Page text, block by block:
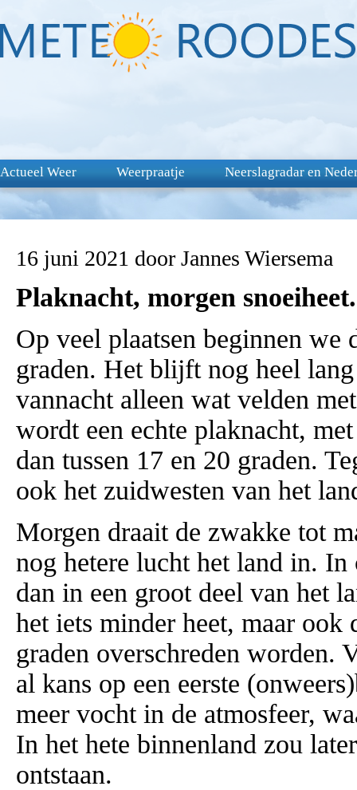
Actueel Weer Weerpraatje Neerslagradar en
16 juni 2021 door Jannes Wiersema
Plaknacht, morgen snoeiheet.
Op veel plaatsen beginnen we
graden. Het blijft nog heel
vannacht alleen wat velden
wordt een echte plaknacht,
dan tussen 17 en 20 graden.
ook het zuidwesten van het
Morgen draait de zwakke tot
nog hetere lucht het land in.
dan in een groot deel van het
het iets minder heet, maar ook
graden overschreden worden.
al kans op een eerste
meer vocht in de atmosfeer,
In het hete binnenland zou
ontstaan.